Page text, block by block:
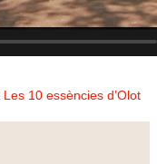
Les 10 essències d’Olot